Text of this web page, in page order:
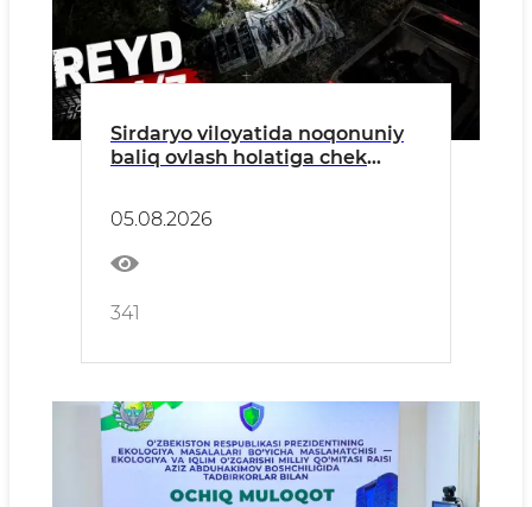
Sirdaryo viloyatida noqonuniy
baliq ovlash holatiga chek
05.08.2026
341